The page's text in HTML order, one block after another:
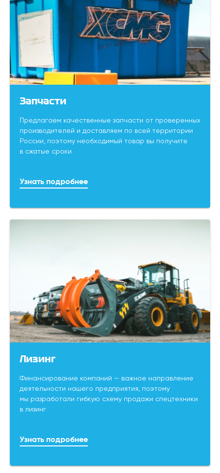
Запчасти
Предлагаем качественные запчасти от проверенных
производителей и доставляем по всей территории
России, поэтому необходимый товар вы получите
в сжатые сроки
Узнать подробнее
Лизинг
Финансирование компаний — важное направление
деятельности нашего предприятия, поэтому
мы разработали гибкую схему продажи спецтехники
в лизинг
Узнать подробнее